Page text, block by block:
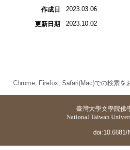
作成日 2023.03.06
更新日期 2023.10.02
Chrome, Firefox, Safari(Mac)での検索を
臺灣大學文學院佛
National Taiwan
doi:10.6681/